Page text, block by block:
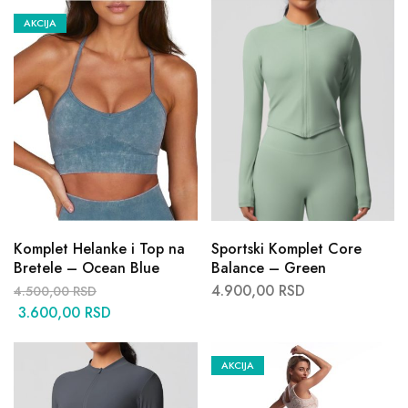
AKCIJA
Komplet Helanke i Top na
Bretele – Ocean Blue
4.500,00RSD
3.600,00 RSD
Sportski Komplet Core
Balance – Green
4.900,00 RSD
AKCIJA